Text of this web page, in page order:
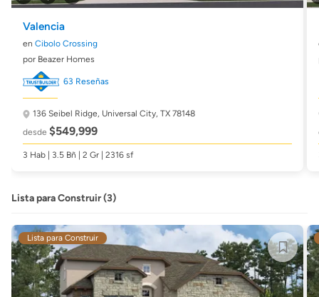
Valencia
en Cibolo Crossing
por Beazer Homes
63 Reseñas
136 Seibel Ridge, Universal City, TX 78148
desde $549,999
3 Hab | 3.5 Bñ | 2 Gr | 2316 sf
Lista para Construir (3)
Lista para Construir